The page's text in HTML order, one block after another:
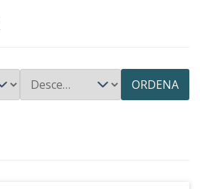
ORDENA